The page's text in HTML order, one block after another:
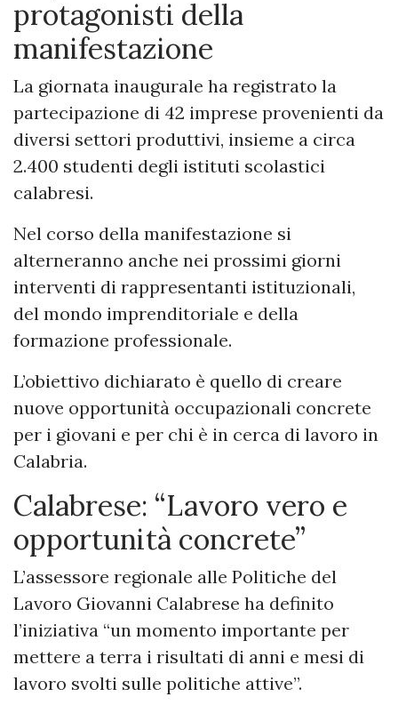
protagonisti della
manifestazione
La giornata inaugurale ha registrato la
partecipazione di 42 imprese provenienti da
diversi settori produttivi, insieme a circa
2.400 studenti degli istituti scolastici
calabresi.
Nel corso della manifestazione si
alterneranno anche nei prossimi giorni
interventi di rappresentanti istituzionali,
del mondo imprenditoriale e della
formazione professionale.
L’obiettivo dichiarato è quello di creare
nuove opportunità occupazionali concrete
per i giovani e per chi è in cerca di lavoro in
Calabria.
Calabrese: “Lavoro vero e
opportunità concrete”
L’assessore regionale alle Politiche del
Lavoro Giovanni Calabrese ha definito
l’iniziativa “un momento importante per
mettere a terra i risultati di anni e mesi di
lavoro svolti sulle politiche attive”.